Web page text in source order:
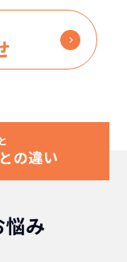
の違い
み